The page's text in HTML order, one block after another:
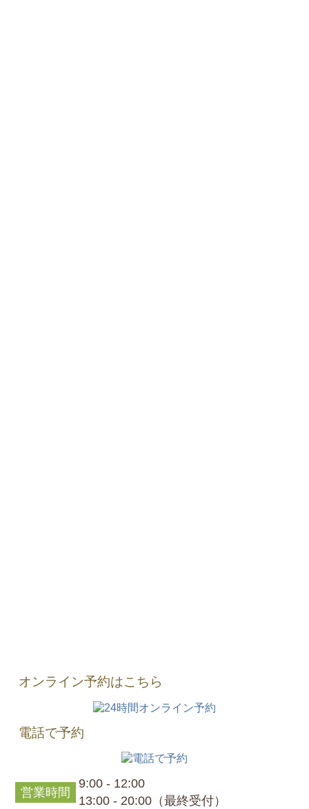
オンライン予約はこちら
電話で予約
営業時間
9:00 - 12:00
13:00 - 20:00（最終受付）